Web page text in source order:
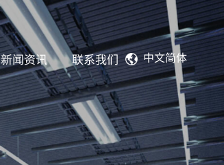
中文简体
新闻资讯 联系我们